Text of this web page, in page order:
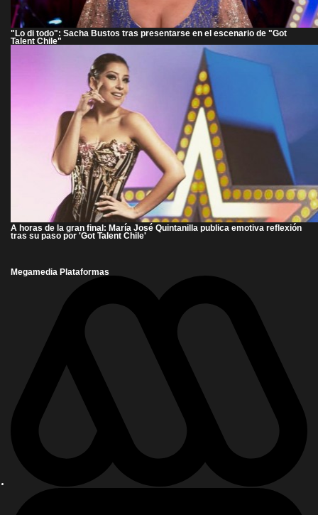
"Lo di todo": Sacha Bustos tras presentarse en el escenario de "Got
Talent Chile"
A horas de la gran final: María José Quintanilla publica emotiva reflexión
tras su paso por 'Got Talent Chile'
Megamedia Plataformas